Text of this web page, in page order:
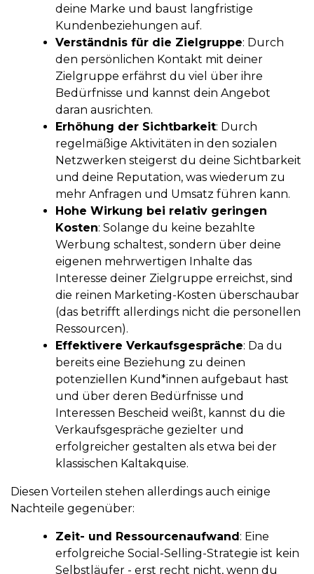
deine Marke und baust langfristige
Kundenbeziehungen auf.
Verständnis für die Zielgruppe: Durch
den persönlichen Kontakt mit deiner
Zielgruppe erfährst du viel über ihre
Bedürfnisse und kannst dein Angebot
daran ausrichten.
Erhöhung der Sichtbarkeit: Durch
regelmäßige Aktivitäten in den sozialen
Netzwerken steigerst du deine Sichtbarkeit
und deine Reputation, was wiederum zu
mehr Anfragen und Umsatz führen kann.
Hohe Wirkung bei relativ geringen
Kosten: Solange du keine bezahlte
Werbung schaltest, sondern über deine
eigenen mehrwertigen Inhalte das
Interesse deiner Zielgruppe erreichst, sind
die reinen Marketing-Kosten überschaubar
(das betrifft allerdings nicht die personellen
Ressourcen).
Effektivere Verkaufsgespräche: Da du
bereits eine Beziehung zu deinen
potenziellen Kund*innen aufgebaut hast
und über deren Bedürfnisse und
Interessen Bescheid weißt, kannst du die
Verkaufsgespräche gezielter und
erfolgreicher gestalten als etwa bei der
klassischen Kaltakquise.
Diesen Vorteilen stehen allerdings auch einige
Nachteile gegenüber:
Zeit- und Ressourcenaufwand: Eine
erfolgreiche Social-Selling-Strategie ist kein
Selbstläufer - erst recht nicht, wenn du